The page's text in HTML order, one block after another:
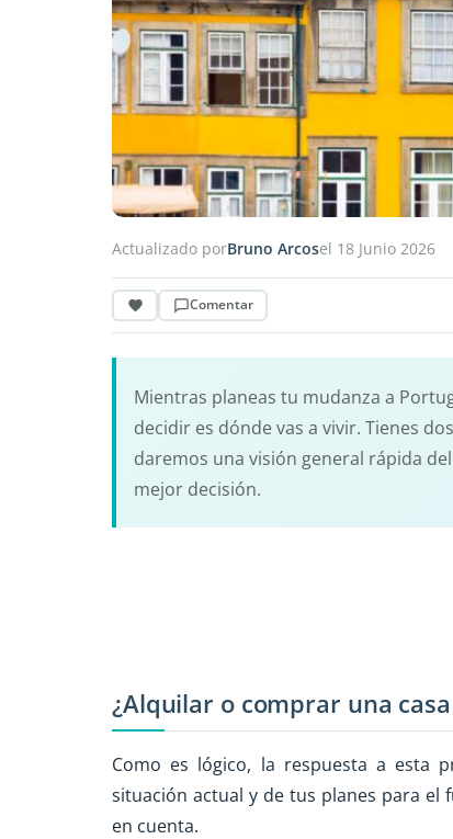
Actualizado porBruno Arcosel 18 Junio 2026
Comentar
Mientras planeas tu mudanza a
decidir es dónde vas a vivir. Tienes
daremos una visión general rápida
mejor decisión.
¿Alquilar o comprar una
Como es lógico, la respuesta a esta
situación actual y de tus planes para el
en cuenta.